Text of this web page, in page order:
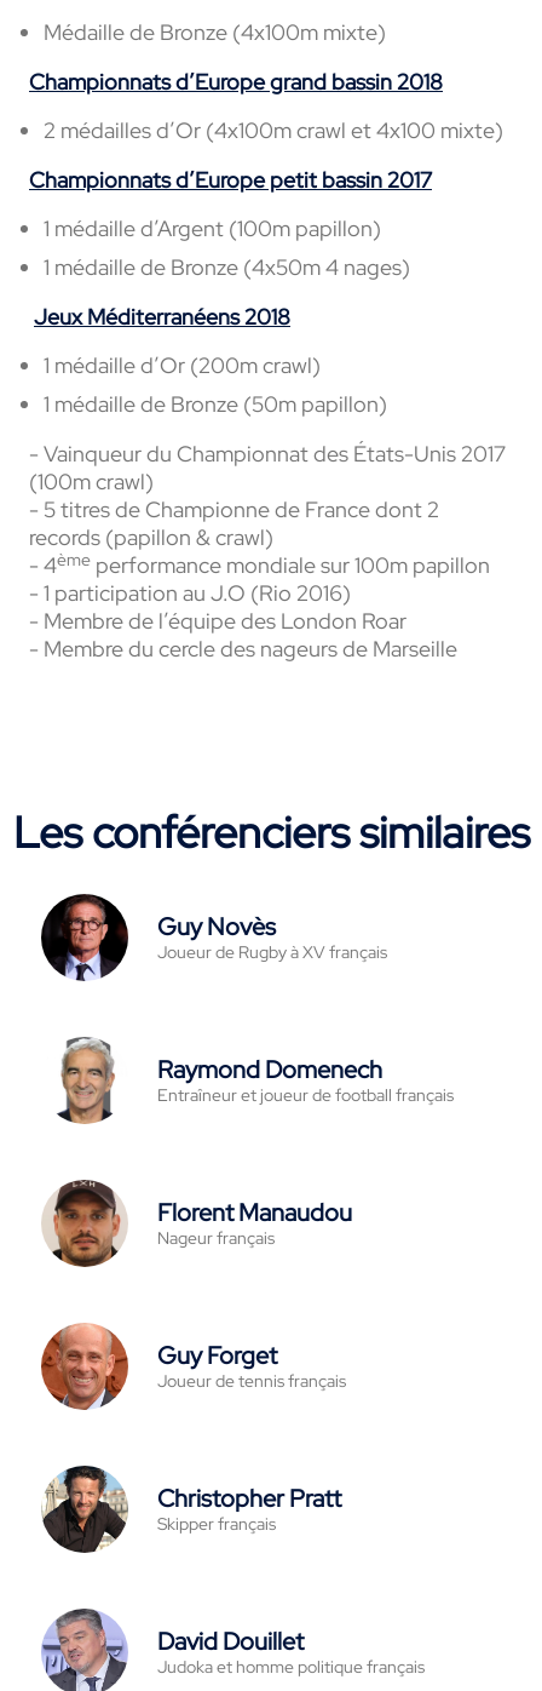
Médaille de Bronze (4x100m mixte)
Championnats d’Europe grand bassin 2018
2 médailles d’Or (4x100m crawl et 4x100 mixte)
Championnats d’Europe petit bassin 2017
1 médaille d’Argent (100m papillon)
1 médaille de Bronze (4x50m 4 nages)
Jeux Méditerranéens 2018
1 médaille d’Or (200m crawl)
1 médaille de Bronze (50m papillon)
- Vainqueur du Championnat des États-Unis 2017
(100m crawl)
- 5 titres de Championne de France dont 2
records (papillon & crawl)
- 4ème performance mondiale sur 100m papillon
- 1 participation au J.O (Rio 2016)
- Membre de l’équipe des London Roar
- Membre du cercle des nageurs de Marseille
Les conférenciers similaires
Guy Novès
Joueur de Rugby à XV français
Raymond Domenech
Entraîneur et joueur de football français
Florent Manaudou
Nageur français
Guy Forget
Joueur de tennis français
Christopher Pratt
Skipper français
David Douillet
Judoka et homme politique français